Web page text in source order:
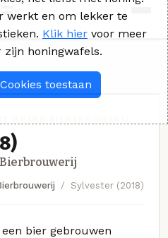
Sylvester (2018)
een bier gebrouwen
werkt en om lekker te
Klik hier voor meer
honingwafels.
Cookies toestaan